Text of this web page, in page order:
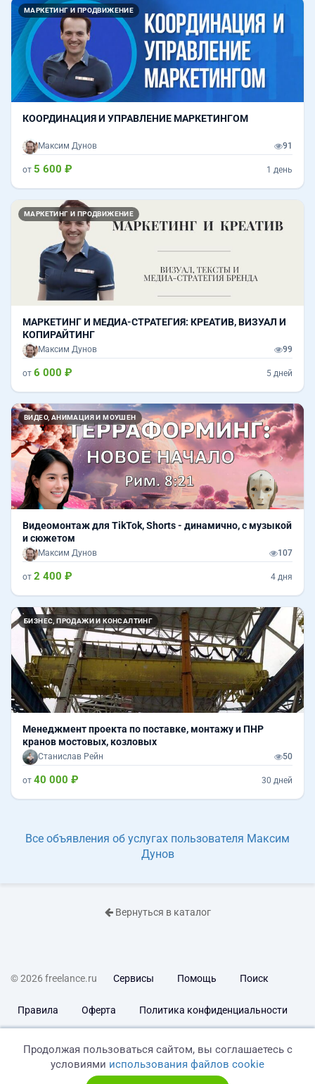
МАРКЕТИНГ И ПРОДВИЖЕНИЕ
КООРДИНАЦИЯ И УПРАВЛЕНИЕ МАРКЕТИНГОМ
Максим Дунов 91
от 5 600 ₽ 1 день
МАРКЕТИНГ И ПРОДВИЖЕНИЕ
МАРКЕТИНГ И МЕДИА-СТРАТЕГИЯ: КРЕАТИВ, ВИЗУАЛ И
КОПИРАЙТИНГ
Максим Дунов 99
от 6 000 ₽ 5 дней
ВИДЕО, АНИМАЦИЯ И МОУШЕН
Назад
Видеомонтаж для TikTok, Shorts - динамично, с музыкой
и сюжетом
Максим Дунов 107
от 2 400 ₽ 4 дня
БИЗНЕС, ПРОДАЖИ И КОНСАЛТИНГ
Назад
Менеджмент проекта по поставке, монтажу и ПНР
кранов мостовых, козловых
Станислав Рейн 50
от 40 000 ₽ 30 дней
Все объявления об услугах пользователя Максим
Дунов
Вернуться в каталог
© 2026 freelance.ru Сервисы Помощь Поиск
Правила Оферта Политика конфиденциальности
Продолжая пользоваться сайтом, вы соглашаетесь с
условиями использования файлов cookie